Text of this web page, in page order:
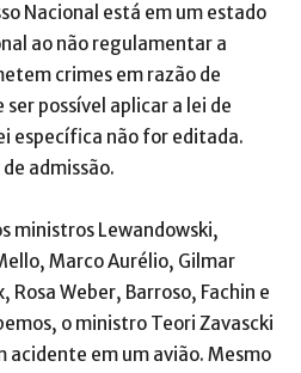
Nacional está em um estado
ao não regulamentar a
crimes em razão de
possível aplicar a lei de
específica não for editada.
admissão.
ministros Lewandowski,
Marco Aurélio, Gilmar
Rosa Weber, Barroso, Fachin e
o ministro Teori Zavascki
acidente em um avião. Mesmo